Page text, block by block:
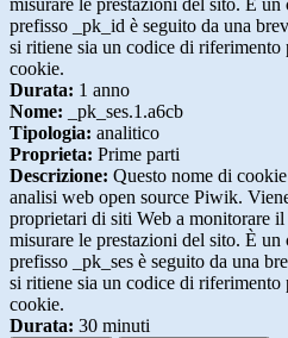
misurare le prestazioni del sito. È
prefisso _pk_id è seguito da una
si ritiene sia un codice di
cookie.
Durata: 1 anno
Nome: _pk_ses.1.a6cb
Tipologia: analitico
Proprieta: Prime parti
Descrizione: Questo nome di
analisi web open source Piwik.
proprietari di siti Web a monitorare
misurare le prestazioni del sito. È
prefisso _pk_ses è seguito da una
si ritiene sia un codice di
cookie.
Durata: 30 minuti